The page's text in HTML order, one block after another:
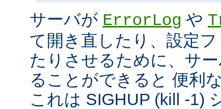
サーバが ErrorLog や
て開き直したり、設定
たりさせるために、サ
ることができると 便利
これは SIGHUP (kill -1)